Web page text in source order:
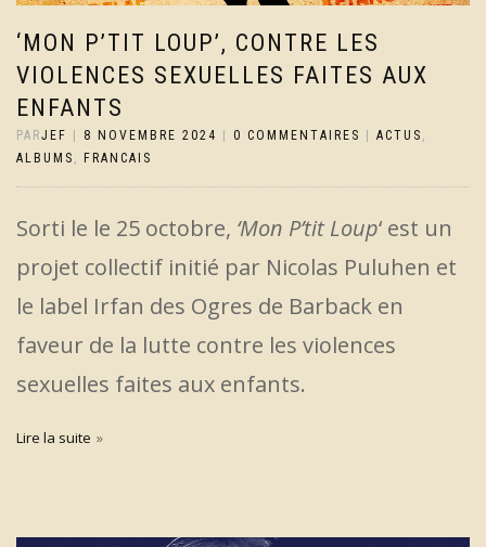
‘MON P’TIT LOUP’, CONTRE LES
VIOLENCES SEXUELLES FAITES AUX
ENFANTS
PARJEF 8 NOVEMBRE 2024 0 COMMENTAIRES ACTUS ,
ALBUMS , FRANCAIS
Sorti le le 25 octobre, ‘Mon P’tit Loup‘ est un
projet collectif initié par Nicolas Puluhen et
le label Irfan des Ogres de Barback en
faveur de la lutte contre les violences
sexuelles faites aux enfants.
Lire la suite